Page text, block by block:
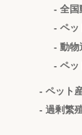
- 全国
- ペッ
- 動物
- ペッ
- ペット
- 過剰繁